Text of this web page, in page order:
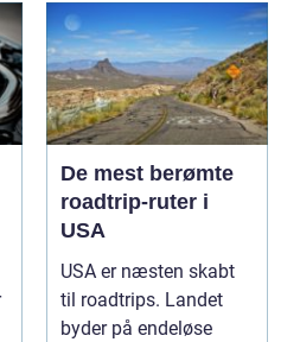
De mest berømte
roadtrip-ruter i
USA
USA er næsten skabt
til roadtrips. Landet
byder på endeløse